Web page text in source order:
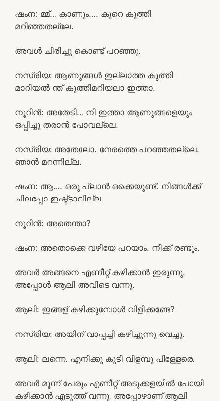
ഷംന: മ്മ്… കാണും…. കുറെ കുത്തി
മറിഞ്ഞതല്ലേ.
അവൾ ചിരിച്ചു കൊണ്ട് പറഞ്ഞു.
നസ്രിയ: ആണുങ്ങൾ ഇല്ലാത്ത കുത്തി
മാറിയൽ ന്ത്‌ കുത്തിമറിയലാ ഇത്താ.
നൂറിൻ: അതേടി… നി ഇത്താ ആണുങ്ങളെയും
ഒപ്പിച്ചു തരാൻ പോവല്ലെ.
നസ്രിയ: അതേലോ. നേരത്തെ പറഞ്ഞതല്ലെ.
ഞാൻ മറന്നില്ല.
ഷംന: ആ…. ഒരു പ്ലാൻ ഒക്കെയുണ്ട്. നിങ്ങൾക്ക്
ചിലപ്പോ ഇഷ്ട്ടാവില്ല.
നൂറിൻ: അതെന്താ?
ഷംന: അതൊക്കെ വഴിയേ പറയാം. നീക്ക് രണ്ടും.
അവർ അങ്ങനെ എണീറ്റ് കഴിക്കാൻ ഇരുന്നു.
അപ്പോൾ ആലി അവിടെ വന്നു.
ആലി: ഇങ്ങള് കഴിക്കുമ്പോൾ വിളിക്കണ്ടേ?
നസ്രിയ: അയിന് വാപ്പച്ചി കഴിച്ചുന്നു വെച്ചു.
ആലി: ലന്നെ. എനിക്കു കൂടി വിളമ്പു പിള്ളേരെ.
അവർ മൂന്ന് പേരും എണീറ്റ് അടുക്കളയിൽ പോയി
കഴിക്കാൻ എടുത്ത് വന്നു. അപ്പോഴാണ് ആലി